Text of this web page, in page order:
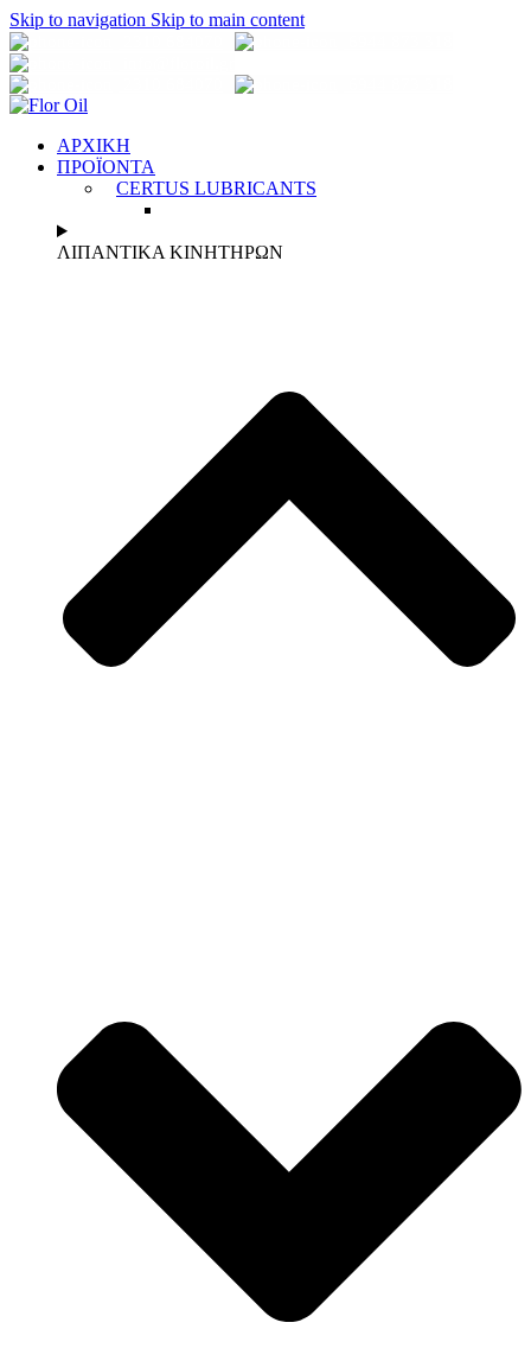
Skip to navigation Skip to main content
ΑΡΧΙΚΗ
ΠΡΟΪΟΝΤΑ
CERTUS LUBRICANTS
ΛΙΠΑΝΤΙΚΑ ΚΙΝΗΤΗΡΩΝ